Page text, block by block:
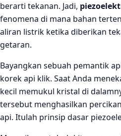
berarti tekanan. Jadi,
fenomena di mana bahan
aliran listrik ketika diberikan
getaran.
Bayangkan sebuah pemantik
korek api klik. Saat Anda
kecil memukul kristal di
tersebut menghasilkan
api. Itulah prinsip dasar